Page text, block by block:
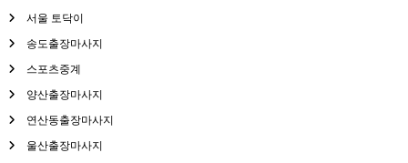
서울 토닥이
송도출장마사지
스포츠중계
양산출장마사지
연산동출장마사지
울산출장마사지